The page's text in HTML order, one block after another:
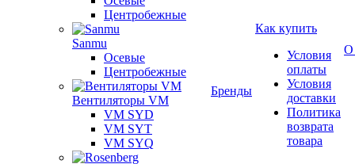
Центробежные
Sanmu
Осевые
Центробежные
Вентиляторы VM
VM SYD
VM SYT
VM SYQ
Бренды
Как купить
Условия
оплаты
Условия
доставки
Политика
возврата
товара
О